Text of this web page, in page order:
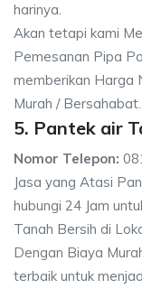
harinya.
Akan tetapi kami
Pemesanan Pipa
memberikan Harga
Murah / Bersahabat.
5. Pantek air
Nomor Telepon:
Jasa yang Atasi
hubungi 24 Jam
Tanah Bersih di
Dengan Biaya
terbaik untuk